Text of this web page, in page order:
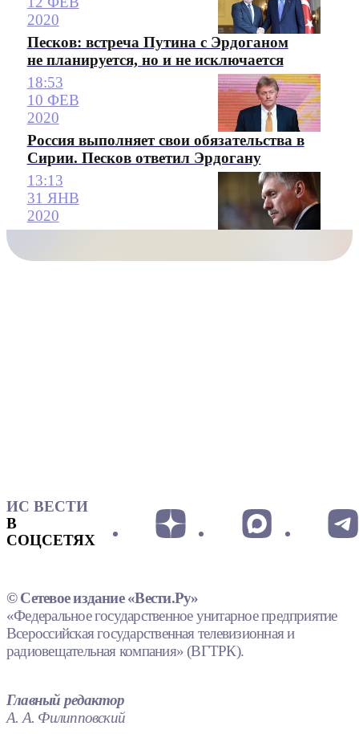
2020
Песков: встреча Путина с Эрдоганом
не планируется, но и не исключается
18:53
10 ФЕВ
2020
Россия выполняет свои обязательства в
Сирии. Песков ответил Эрдогану
13:13
31 ЯНВ
2020
ИС ВЕСТИ
В
СОЦСЕТЯХ
© Сетевое издание «Вести.Ру»
«Федеральное государственное унитарное предприятие
Всероссийская государственная телевизионная и
радиовещательная компания» (ВГТРК).
Главный редактор
А. А. Филипповский